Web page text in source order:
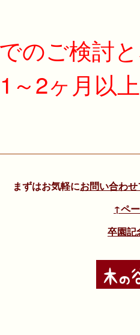
のご検討
～2ヶ月以
まずはお気軽にお問い合わ
↑ペ
卒園記